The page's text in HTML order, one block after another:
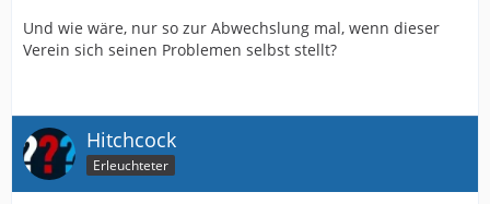
Und wie wäre, nur so zur Abwechslung mal, wenn dieser
Verein sich seinen Problemen selbst stellt?
Hitchcock
Erleuchteter